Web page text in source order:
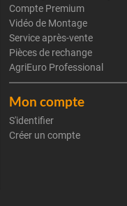
Compte Premium
Vidéo de Montage
Service après-vente
Pièces de rechange
AgriEuro Professional
Mon compte
S'identifier
Créer un compte